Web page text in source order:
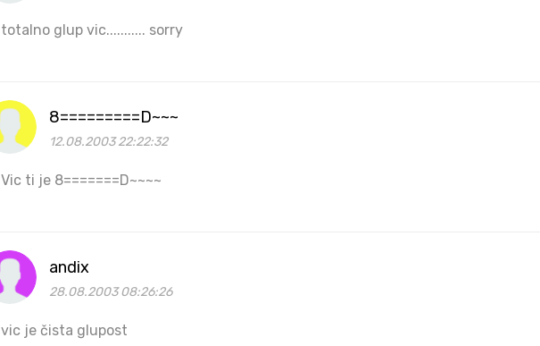
totalno glup vic........... sorry
8=========D~~~
12.08.2003 22:22:32
Vic ti je 8=======D~~~~
andix
28.08.2003 08:26:26
vic je čista glupost